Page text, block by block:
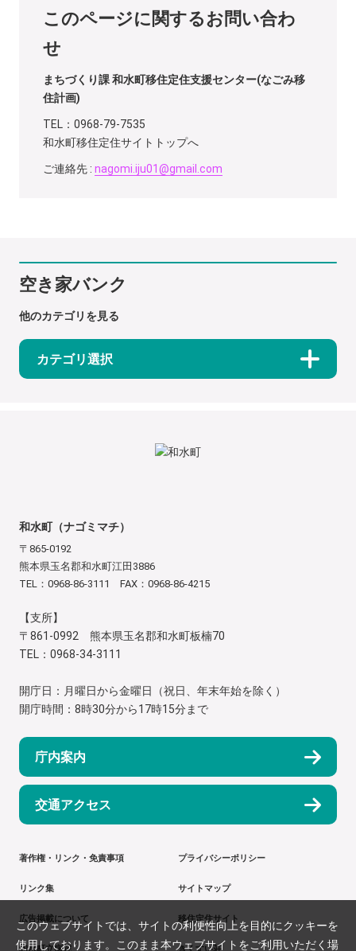
このページに関するお問い合わ
せ
まちづくり課 和水町移住定住支援センター(なごみ移
住計画)
TEL：0968-79-7535
和水町移住定住サイトトップへ
ご連絡先 : nagomi.iju01@gmail.com
空き家バンク
他のカテゴリを見る
カテゴリ選択
和水町（ナゴミマチ）
〒865-0192
熊本県玉名郡和水町江田3886
TEL：0968-86-3111 FAX：0968-86-4215
【支所】
〒861-0992 熊本県玉名郡和水町板楠70
TEL：0968-34-3111
開庁日：月曜日から金曜日（祝日、年末年始を除く）
開庁時間：8時30分から17時15分まで
庁内案内
交通アクセス
著作権・リンク・免責事項 プライバシーポリシー
リンク集 サイトマップ
広告掲載について 移住定住サイト
このウェブサイトでは、サイトの利便性向上を目的にクッキーを
使用しております。このまま本ウェブサイトをご利用いただく場